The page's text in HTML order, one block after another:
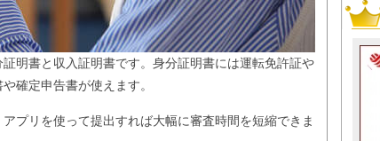
明書と収入証明書です。身分証明書には運転免許証や
確定申告書が使えます。
プリを使って提出すれば大幅に審査時間を短縮できま